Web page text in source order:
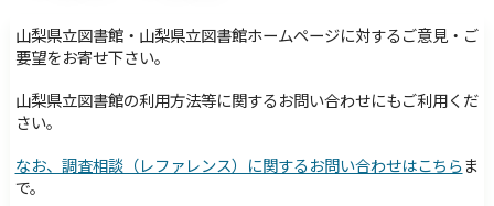
文字サイズ
背景色指定
標準 青
黒
山梨県立図書館・山梨県立図書館ホームページに対するご意見・ご
要望をお寄せ下さい。
山梨県立図書館の利用方法等に関するお問い合わせにもご利用くだ
さい。
なお、調査相談（レファレンス）に関するお問い合わせはこちらま
で。